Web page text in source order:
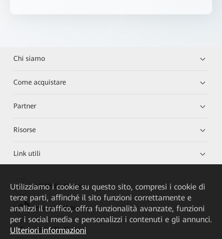
Chi siamo
Come acquistare
Partner
Risorse
Link utili
HUAWEI eKit App
Huawei HiKnow App
HUAWEI eFly App
Utilizziamo i cookie su questo sito, compresi i cookie di
terze parti, affinché il sito funzioni correttamente e
analizzi il traffico, offra funzionalità avanzate, funzioni
per i social media e personalizzi i contenuti e gli annunci.
Ulteriori informazioni